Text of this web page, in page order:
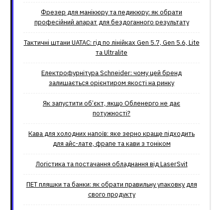
Фрезер для манікюру та педикюру: як обрати
професійний апарат для бездоганного результату
Тактичні штани UATAC: гід по лінійках Gen 5.7, Gen 5.6, Lite
та Ultralite
Електрофурнітура Schneider: чому цей бренд
залишається орієнтиром якості на ринку
Як запустити об’єкт, якщо Обленерго не дає
потужності?
Кава для холодних напоїв: яке зерно краще підходить
для айс-лате, фрапе та кави з тоніком
Логістика та постачання обладнання від LaserSvit
ПЕТ пляшки та банки: як обрати правильну упаковку для
свого продукту